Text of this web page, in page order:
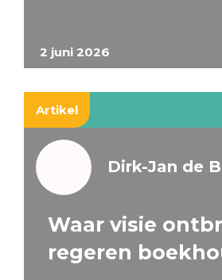
2 juni 2026
Artikel
Dirk-Jan de
Waar visie
regeren